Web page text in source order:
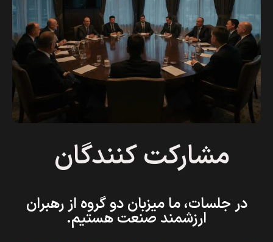
مشارکت کنندگان
در جلسات، ما میزبان دو گروه از رهبران
ارزشمند صنعت هستیم.